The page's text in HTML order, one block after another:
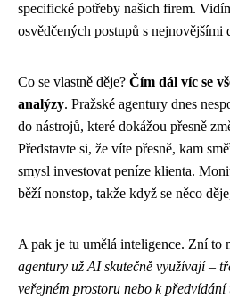
specifické potřeby našich firem.
osvědčených postupů s
Co se vlastně děje? Čím dál víc se
analýzy. Pražské agentury dnes
do nástrojů, které dokážou přesně
Představte si, že víte přesně, kam
smysl investovat peníze klienta.
běží nonstop, takže když se něco
A pak je tu umělá inteligence. Zní to
agentury už AI skutečně využívají –
veřejném prostoru nebo k předvídání